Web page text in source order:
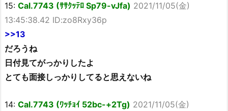
15: Cal.7743 (ｻｻｸｯﾃﾛ Sp79-vJfa) 2021/11/05(金)
13:45:38.42 ID:zo8Rxy36p
>>13
だろうね
日付見てがっかりしたよ
とても面接しっかりしてると思えないね
14: Cal.7743 (ﾜｯﾁｮｲ 52bc-+2Tg) 2021/11/05(金)